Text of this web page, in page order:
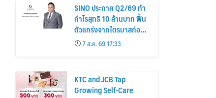
SINO ประกาศ Q2/69 ทำ
กำไรสุทธิ 10 ล้านบาท ฟื้น
ตัวแกร่งจากไตรมาสก่อน
เตรียมจ่ายปันผลระหว่าง
กาล 0.014423 บาทต่อหุ้น
ครึ่งปีหลังมุ่งเติบโตต่อเนื่อง
7 ส.ค. 69 17:33
KTC and JCB Tap
Growing Self-Care